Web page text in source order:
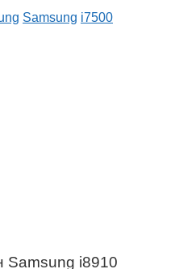
Samsung i7500
Samsung i8910